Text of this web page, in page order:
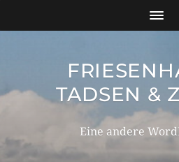
TADSEN &
Eine andere